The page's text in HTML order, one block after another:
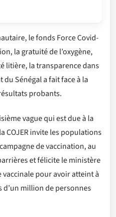
le fonds Force Covid-
la gratuité de l’oxygène,
litière, la transparence dans
Sénégal a fait face à la
probants.
vague qui est due à la
COJER invite les populations
de vaccination, au
et félicite le ministère
pour avoir atteint à
d’un million de personnes